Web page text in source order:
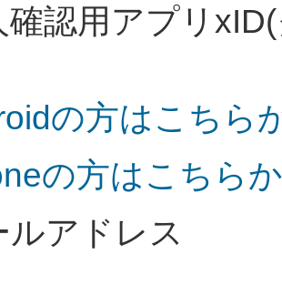
確認用アプリ
の方はこちら
の方はこちら
ルアドレス